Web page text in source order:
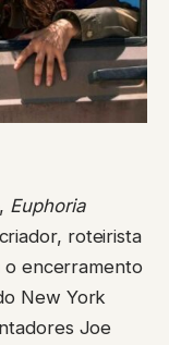
Euphoria
roteirista
o encerramento
New York
Joe